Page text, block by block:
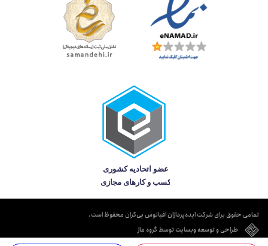
تمامی حقوق برای شرکت ایده‌پردازان اقیانوس بی‌کران محفوظ است.
طراحی و توسعه وبسایت توسط گروه ماز